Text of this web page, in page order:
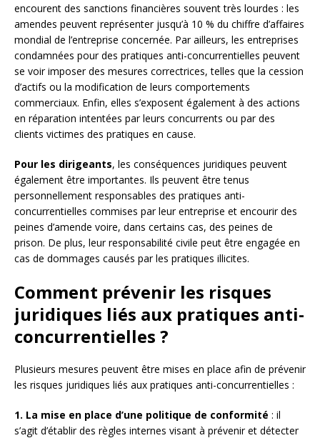
encourent des sanctions financières souvent très lourdes : les
amendes peuvent représenter jusqu’à 10 % du chiffre d’affaires
mondial de l’entreprise concernée. Par ailleurs, les entreprises
condamnées pour des pratiques anti-concurrentielles peuvent
se voir imposer des mesures correctrices, telles que la cession
d’actifs ou la modification de leurs comportements
commerciaux. Enfin, elles s’exposent également à des actions
en réparation intentées par leurs concurrents ou par des
clients victimes des pratiques en cause.
Pour les dirigeants, les conséquences juridiques peuvent
également être importantes. Ils peuvent être tenus
personnellement responsables des pratiques anti-
concurrentielles commises par leur entreprise et encourir des
peines d’amende voire, dans certains cas, des peines de
prison. De plus, leur responsabilité civile peut être engagée en
cas de dommages causés par les pratiques illicites.
Comment prévenir les risques
juridiques liés aux pratiques anti-
concurrentielles ?
Plusieurs mesures peuvent être mises en place afin de prévenir
les risques juridiques liés aux pratiques anti-concurrentielles :
1. La mise en place d’une politique de conformité : il
s’agit d’établir des règles internes visant à prévenir et détecter